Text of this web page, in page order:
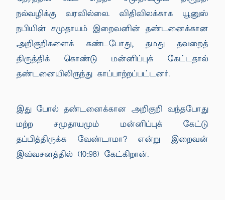
நல்வழிக்கு வரவில்லை. விதிவிலக்காக யூனுஸ்
நபியின் சமுதாயம் இறைவனின் தண்டனைக்கான
அறிகுறிகளைக் கண்டபோது, தமது தவறைத்
திருத்திக் கொண்டு மன்னிப்புக் கேட்டதால்
தண்டனையிலிருந்து காப்பாற்றப்பட்டனர்.
இது போல் தண்டனைக்கான அறிகுறி வந்தபோது
மற்ற சமுதாயமும் மன்னிப்புக் கேட்டு
தப்பித்திருக்க வேண்டாமா? என்று இறைவன்
இவ்வசனத்தில் (10:98) கேட்கிறான்.